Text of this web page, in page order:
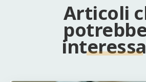
Articoli